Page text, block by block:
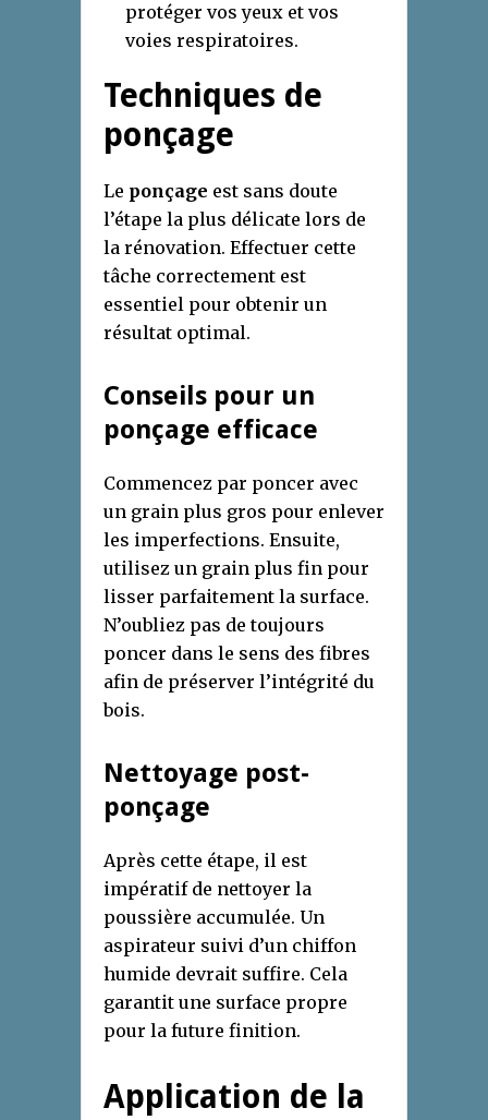
protéger vos yeux et vos
voies respiratoires.
Techniques de
ponçage
Le ponçage est sans doute
l’étape la plus délicate lors de
la rénovation. Effectuer cette
tâche correctement est
essentiel pour obtenir un
résultat optimal.
Conseils pour un
ponçage efficace
Commencez par poncer avec
un grain plus gros pour enlever
les imperfections. Ensuite,
utilisez un grain plus fin pour
lisser parfaitement la surface.
N’oubliez pas de toujours
poncer dans le sens des fibres
afin de préserver l’intégrité du
bois.
Nettoyage post-
ponçage
Après cette étape, il est
impératif de nettoyer la
poussière accumulée. Un
aspirateur suivi d’un chiffon
humide devrait suffire. Cela
garantit une surface propre
pour la future finition.
Application de la